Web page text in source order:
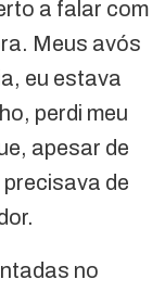
a falar com
Meus avós
eu estava
perdi meu
apesar de
de
no